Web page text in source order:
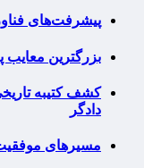
پیشرفت‌های
بزرگترین معایب
کشف کتیبه
دادگر
مسیرهای